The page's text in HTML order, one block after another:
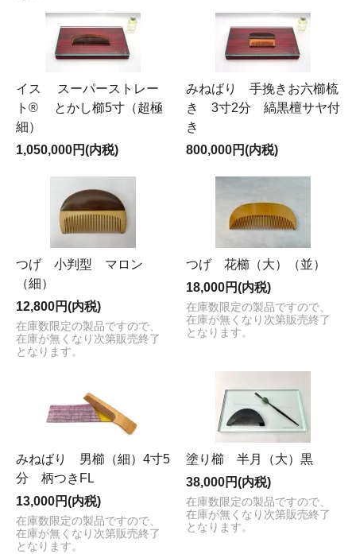
イス スーパーストレー
ト® とかし櫛5寸（超極
細）
1,050,000円(内税)
みねばり 手挽きお六櫛梳
き 3寸2分 縞黒檀サヤ付
き
800,000円(内税)
つげ 小判型 マロン
（細）
12,800円(内税)
在庫数限定の製品ですので、
在庫が無くなり次第販売終了
となります。
つげ 花櫛（大）（並）
18,000円(内税)
在庫数限定の製品ですので、
在庫が無くなり次第販売終了
となります。
みねばり 男櫛（細）4寸5
分 柄つきFL
13,000円(内税)
在庫数限定の製品ですので、
在庫が無くなり次第販売終了
となります。
塗り櫛 半月（大）黒
38,000円(内税)
在庫数限定の製品ですので、
在庫が無くなり次第販売終了
となります。